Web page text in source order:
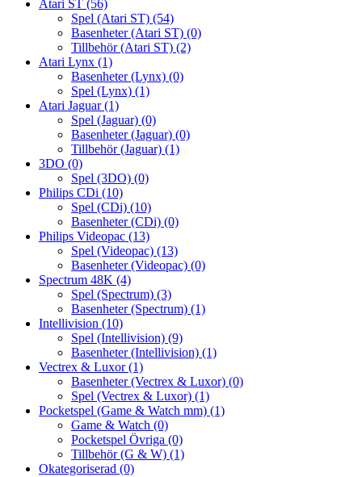
Atari ST (56)
Spel (Atari ST) (54)
Basenheter (Atari ST) (0)
Tillbehör (Atari ST) (2)
Atari Lynx (1)
Basenheter (Lynx) (0)
Spel (Lynx) (1)
Atari Jaguar(1)
Spel (Jaguar) (0)
Basenheter (Jaguar) (0)
Tillbehör (Jaguar) (1)
3DO (0)
Spel (3DO) (0)
Philips CDi (10)
Spel (CDi) (10)
Basenheter (CDi) (0)
Philips Videopac (13)
Spel (Videopac) (13)
Basenheter (Videopac) (0)
Spectrum 48K (4)
Spel (Spectrum) (3)
Basenheter (Spectrum) (1)
Intellivision (10)
Spel (Intellivision) (9)
Basenheter (Intellivision) (1)
Vectrex & Luxor(1)
Basenheter (Vectrex & Luxor) (0)
Spel (Vectrex & Luxor) (1)
Pocketspel (Game & Watch mm) (1)
Game & Watch (0)
Pocketspel Övriga (0)
Tillbehör (G & W) (1)
Okategoriserad (0)